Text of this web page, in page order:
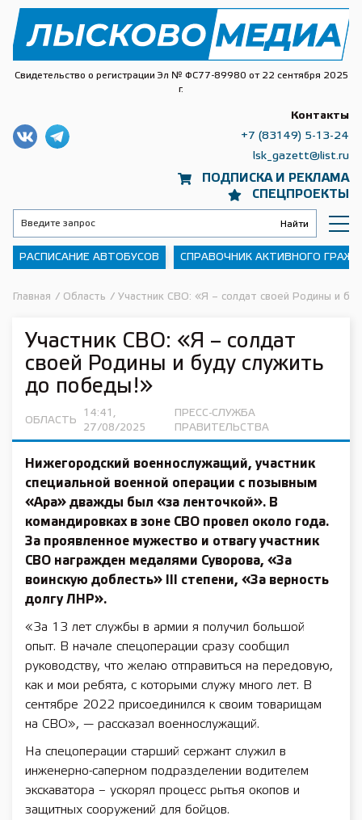
Свидетельство о регистрации Эл № ФС77-89980 от 22 сентября 2025
г.
ПОДПИСКА И РЕКЛАМА
СПЕЦПРОЕКТЫ
Контакты
+7 (83149) 5-13-24
lsk_gazett@list.ru
РАСПИСАНИЕ АВТОБУСОВ СПРАВОЧНИК АКТИВНОГО
Главная / Область / Участник СВО: «Я – солдат своей Родины и
Участник СВО: «Я – солдат
своей Родины и буду служить
до победы!»
ОБЛАСТЬ
14:41,
27/08/2025
ПРЕСС-СЛУЖБА
ПРАВИТЕЛЬСТВА
Нижегородский военнослужащий, участник
специальной военной операции с позывным
«Ара» дважды был «за ленточкой». В
командировках в зоне СВО провел около года.
За проявленное мужество и отвагу участник
СВО награжден медалями Суворова, «За
воинскую доблесть» III степени, «За верность
долгу ЛНР».
«За 13 лет службы в армии я получил большой
опыт. В начале спецоперации сразу сообщил
руководству, что желаю отправиться на передовую,
как и мои ребята, с которыми служу много лет. В
сентябре 2022 присоединился к своим товарищам
на СВО», — рассказал военнослужащий.
На спецоперации старший сержант служил в
инженерно-саперном подразделении водителем
экскаватора – ускорял процесс рытья окопов и
защитных сооружений для бойцов.